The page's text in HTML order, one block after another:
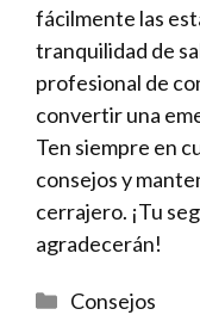
fácilmente las
tranquilidad de
profesional de
convertir una
Ten siempre en
consejos y
cerrajero. ¡Tu
agradecerán!
Categorías
Consejos